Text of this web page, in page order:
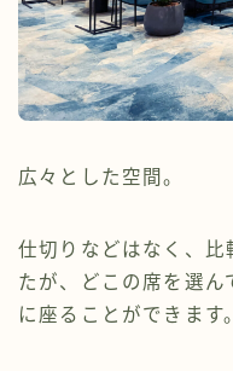
広々とした空間。
仕切りなどはなく、比
たが、どこの席を選
に座ることができます。